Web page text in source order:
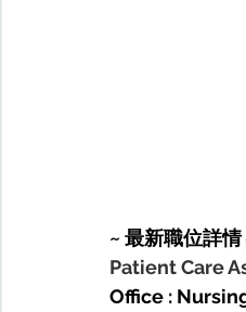
~ 最新職位詳情
Patient Care
Office :